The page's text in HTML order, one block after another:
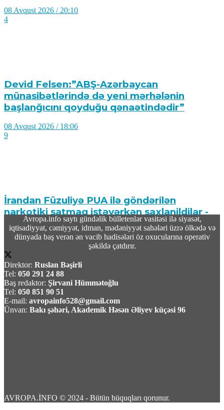
08 Avqust 2026 / 20:10
4
Devid Felsen:”ABŞ-Azərbaycan
münasibətlərində də yeni mərhələnin
başlanğıcını qoyduğu qənaətindədir”
08 Avqust 2026 / 18:06
9
İrandan Füzuliyə PUA ilə göndərilən
narkotiki satmaq istəyərkən saxlanildilar -
Video
08 Avqust 2026 / 18:00
9
BƏƏ Hörmüz boğazında İran gəmisini
Avropa.info saytı gündəlik bülletenlər vasitəsi ilə siyasət,
iqtisadiyyat, cəmiyyət, idman, mədəniyyət sahələri üzrə ölkədə və
dünyada baş verən ən vacib hadisələri öz oxucularına operativ
şəkildə çatdırır.
Direktor: Ruslan Bəşirli
Tel: 050 291 24 88
Baş redaktor: Şirvani Hümmətoğlu
Tel: 050 851 90 51
E-mail: avropainfo528@gmail.com
Ünvan: Bakı şəhəri, Akademik Həsən Əliyev küçəsi 96
AVROPA.İNFO © 2024 - Bütün hüquqları qorunur.